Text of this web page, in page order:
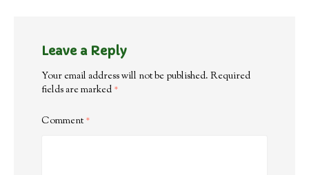
Leave a Reply
Your email address will not be published. Required
fields are marked *
Comment*